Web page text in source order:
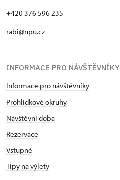
+420 376 596 235
rabi@npu.cz
INFORMACE PRO NÁVŠTĚVNÍKY
Informace pro návštěvníky
Prohlídkové okruhy
Návštěvní doba
Rezervace
Vstupné
Tipy na výlety